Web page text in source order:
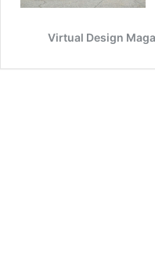
Virtual Design